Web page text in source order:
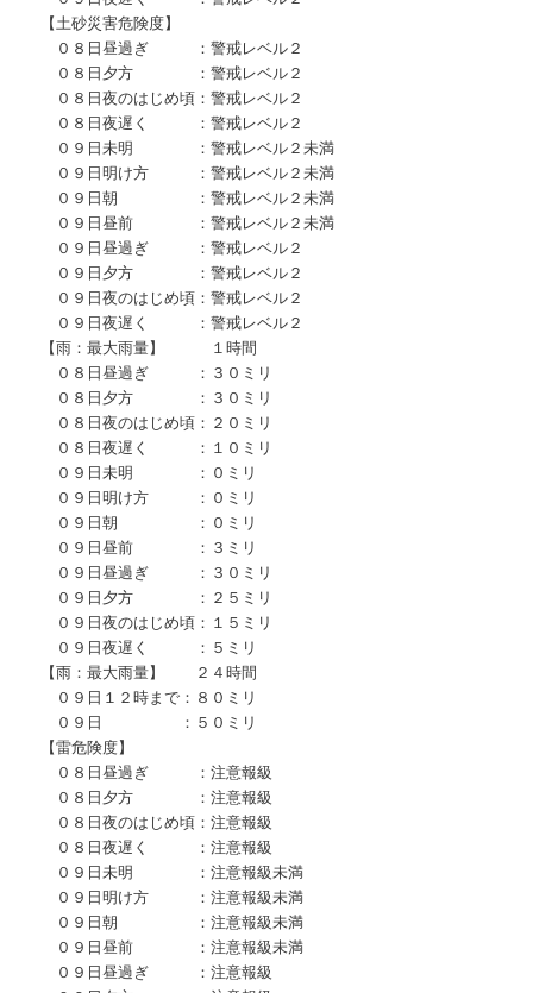
【土砂災害危険度】
０８日昼過ぎ ：警戒レベル２
０８日夕方 ：警戒レベル２
０８日夜のはじめ頃：警戒レベル２
０８日夜遅く ：警戒レベル２
０９日未明 ：警戒レベル２未満
０９日明け方 ：警戒レベル２未満
０９日朝 ：警戒レベル２未満
０９日昼前 ：警戒レベル２未満
０９日昼過ぎ ：警戒レベル２
０９日夕方 ：警戒レベル２
０９日夜のはじめ頃：警戒レベル２
０９日夜遅く ：警戒レベル２
【雨：最大雨量】 １時間
０８日昼過ぎ ：３０ミリ
０８日夕方 ：３０ミリ
０８日夜のはじめ頃：２０ミリ
０８日夜遅く ：１０ミリ
０９日未明 ：０ミリ
０９日明け方 ：０ミリ
０９日朝 ：０ミリ
０９日昼前 ：３ミリ
０９日昼過ぎ ：３０ミリ
０９日夕方 ：２５ミリ
０９日夜のはじめ頃：１５ミリ
０９日夜遅く ：５ミリ
【雨：最大雨量】 ２４時間
０９日１２時まで：８０ミリ
０９日 ：５０ミリ
【雷危険度】
０８日昼過ぎ ：注意報級
０８日夕方 ：注意報級
０８日夜のはじめ頃：注意報級
０８日夜遅く ：注意報級
０９日未明 ：注意報級未満
０９日明け方 ：注意報級未満
０９日朝 ：注意報級未満
０９日昼前 ：注意報級未満
０９日昼過ぎ ：注意報級